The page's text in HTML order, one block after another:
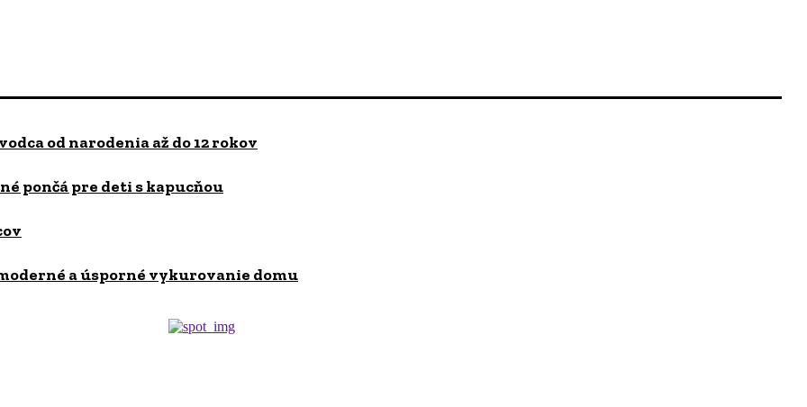
od narodenia až do 12 rokov
pončá pre deti s kapucňou
a úsporné vykurovanie domu